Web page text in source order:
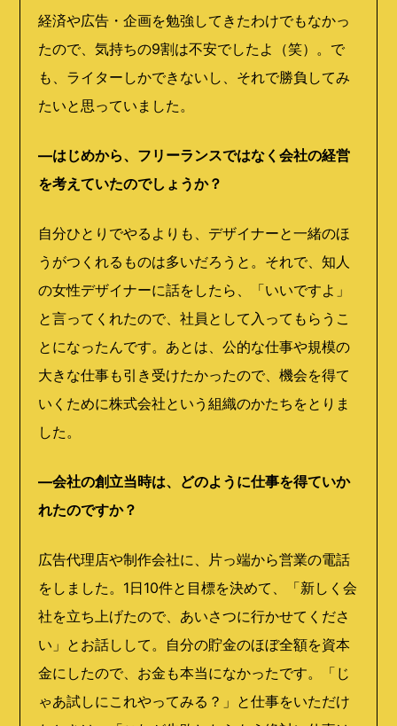
経済や広告・企画を勉強してきたわけでもなかっ
たので、気持ちの9割は不安でしたよ（笑）。で
も、ライターしかできないし、それで勝負してみ
たいと思っていました。
―はじめから、フリーランスではなく会社の経営
を考えていたのでしょうか？
自分ひとりでやるよりも、デザイナーと一緒のほ
うがつくれるものは多いだろうと。それで、知人
の女性デザイナーに話をしたら、「いいですよ」
と言ってくれたので、社員として入ってもらうこ
とになったんです。あとは、公的な仕事や規模の
大きな仕事も引き受けたかったので、機会を得て
いくために株式会社という組織のかたちをとりま
した。
―会社の創立当時は、どのように仕事を得ていか
れたのですか？
広告代理店や制作会社に、片っ端から営業の電話
をしました。 1日10件と目標を決めて、「新しく会
社を立ち上げたので、あいさつに行かせてくださ
い」とお話しして。自分の貯金のほぼ全額を資本
金にしたので、お金も本当になかったです。「じ
ゃあ試しにこれやってみる？」と仕事をいただけ